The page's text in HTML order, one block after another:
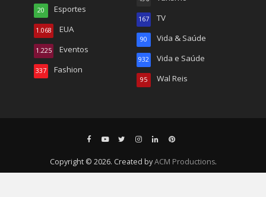
Esportes
20
EUA
1.068
Eventos
1.225
Fashion
337
TV
167
Vida & Saúde
90
Vida e Saúde
932
Wal Reis
95
Copyright © 2026. Created byACM Productions.